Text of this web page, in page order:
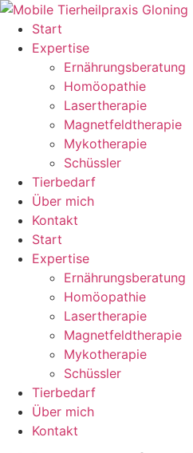
Zum
Inhalt
springen
Start
Expertise
Ernährungsberatung
Homöopathie
Lasertherapie
Magnetfeldtherapie
Mykotherapie
Schüssler
Tierbedarf
Über mich
Kontakt
Start
Expertise
Ernährungsberatung
Homöopathie
Lasertherapie
Magnetfeldtherapie
Mykotherapie
Schüssler
Tierbedarf
Über mich
Kontakt